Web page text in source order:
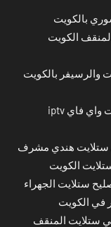
بالكويت
الكويت
والرسيفر بالكويت
فني ستلايت مركزي المنقف رسيفر انترنت واي فاي iptv
هندي مشرف
الكويت
ستلايت الجهراء
في الكويت
ستلايت المنقف